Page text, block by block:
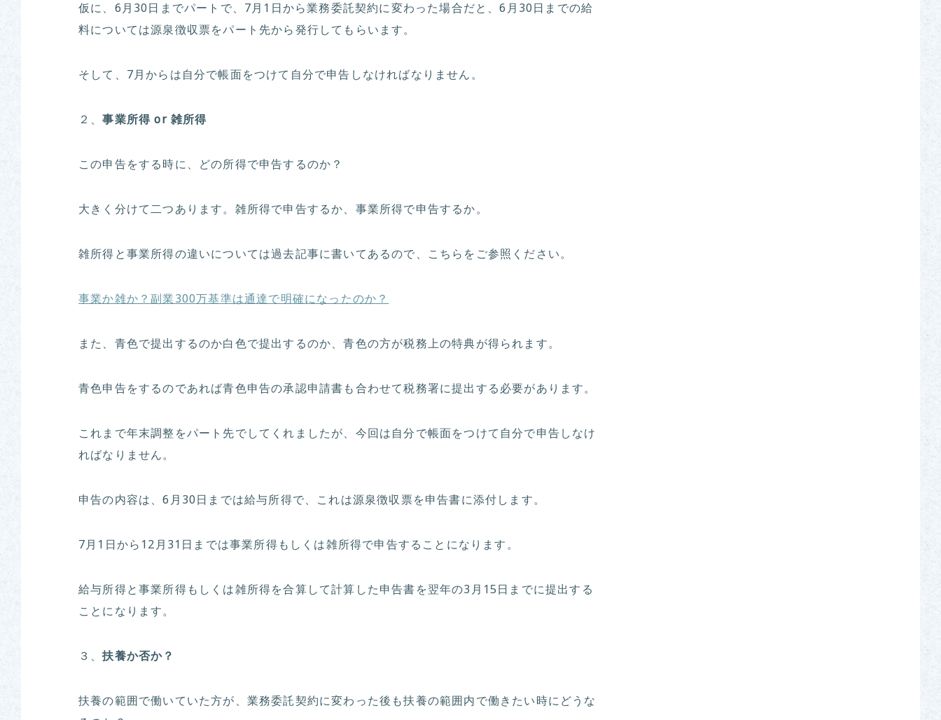
仮に、6月30日までパートで、7月1日から業務委託契約に変わった場合だと、6月30日までの給
料については源泉徴収票をパート先から発行してもらいます。
そして、7月からは自分で帳面をつけて自分で申告しなければなりません。
２、事業所得 or 雑所得
この申告をする時に、どの所得で申告するのか？
大きく分けて二つあります。雑所得で申告するか、事業所得で申告するか。
雑所得と事業所得の違いについては過去記事に書いてあるので、こちらをご参照ください。
事業か雑か？副業300万基準は通達で明確になったのか？
また、青色で提出するのか白色で提出するのか、青色の方が税務上の特典が得られます。
青色申告をするのであれば青色申告の承認申請書も合わせて税務署に提出する必要があります。
これまで年末調整をパート先でしてくれましたが、今回は自分で帳面をつけて自分で申告しなけ
ればなりません。
申告の内容は、6月30日までは給与所得で、これは源泉徴収票を申告書に添付します。
7月1日から12月31日までは事業所得もしくは雑所得で申告することになります。
給与所得と事業所得もしくは雑所得を合算して計算した申告書を翌年の3月15日までに提出する
ことになります。
３、扶養か否か？
扶養の範囲で働いていた方が、業務委託契約に変わった後も扶養の範囲内で働きたい時にどうな